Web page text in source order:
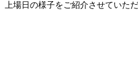
上場日の様子をご紹介させていただ